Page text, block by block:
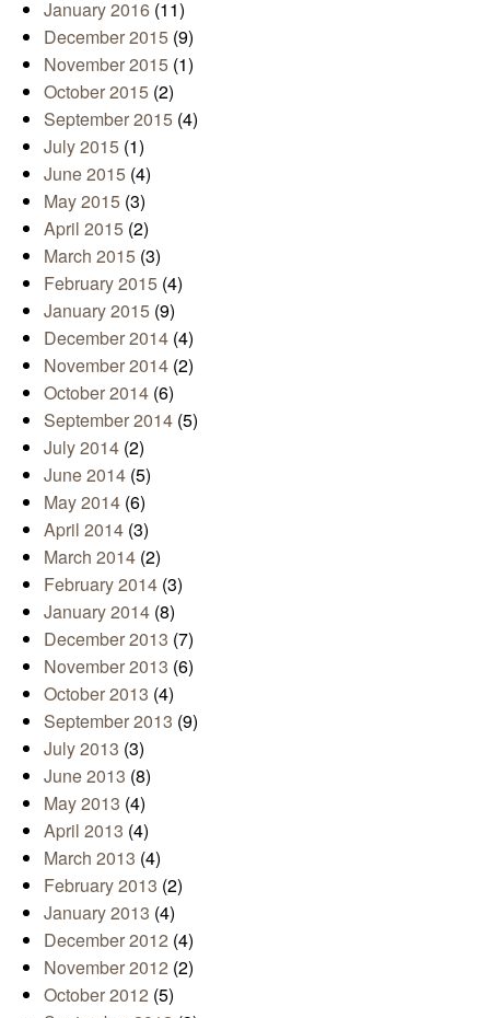
January 2016 (11)
December 2015 (9)
November 2015 (1)
October 2015 (2)
September 2015 (4)
July 2015 (1)
June 2015 (4)
May 2015 (3)
April 2015 (2)
March 2015 (3)
February 2015 (4)
January 2015 (9)
December 2014 (4)
November 2014 (2)
October 2014 (6)
September 2014 (5)
July 2014 (2)
June 2014 (5)
May 2014 (6)
April 2014 (3)
March 2014 (2)
February 2014 (3)
January 2014 (8)
December 2013 (7)
November 2013 (6)
October 2013 (4)
September 2013 (9)
July 2013 (3)
June 2013 (8)
May 2013 (4)
April 2013 (4)
March 2013 (4)
February 2013 (2)
January 2013 (4)
December 2012 (4)
November 2012 (2)
October 2012 (5)